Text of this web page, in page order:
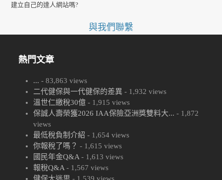
建立自己的達人網站嗎?
與我們聯繫
熱門文章
... - 83,863 views
二代健保與一代健保的差異 - 1,932 views
溫世仁繳稅30億 - 1,915 views
保誠人壽榮獲2026 IAA保險亞洲獎雙料大... - 1,872
views
最低稅負制介紹 - 1,654 views
你報稅了嗎？ - 1,615 views
國民年金Q&A - 1,613 views
報稅Q&A - 1,567 views